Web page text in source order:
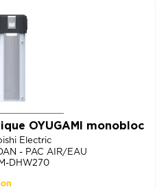
OYUGAMI monobloc
Electric
- PAC AIR/EAU
DHW270